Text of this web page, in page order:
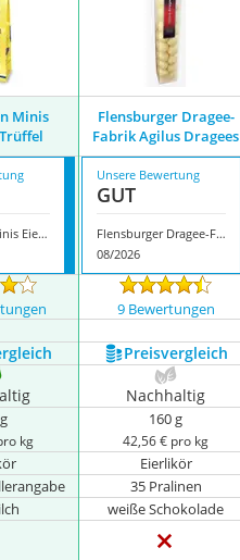
Minis
Flensburger Dragee-
Fabrik Agilus Dragees
Verpoorten Minis Eierlikör-Trüffel
Unsere Bewertung
GUT
Flensburger Dragee-Fabrik Agilus Dragees
08/2026
9 Bewertungen
Preis­vergleich
Nachhaltig
kg
160 g
42,56 € pro kg
Eierlikör
35 Pralinen
weiße Schokolade